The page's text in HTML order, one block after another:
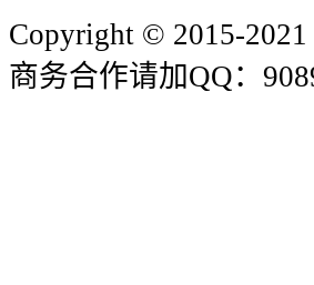
Copyright © 2015-2021
商务合作请加QQ：